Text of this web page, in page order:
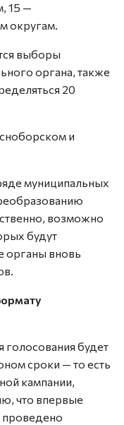
15 —
округам.
выборы
органа, также
20
и
муниципальных
возможно
будут
органы вновь
будет
сроки — то есть
кампании,
что впервые